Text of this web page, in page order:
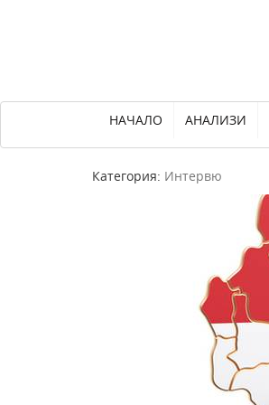
НАЧАЛО АНАЛИЗИ
Категория: Интервю